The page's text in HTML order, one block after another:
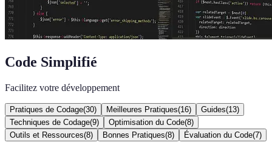
Code Simplifié
Facilitez votre développement
Pratiques de Codage(30) Meilleures Pratiques(16) Guides(13)
Techniques de Codage(9) Optimisation du Code(8)
Outils et Ressources(8) Bonnes Pratiques(8) Évaluation du Code(7)